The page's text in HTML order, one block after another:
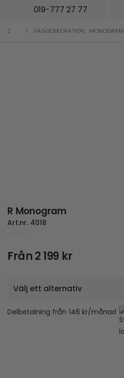
019-777 27 77
VÄGGDEKORATION, MONOGRAM
R Monogram
Art.nr. 4018
Från2 199 kr
Delbetalning från 146 kr/månad